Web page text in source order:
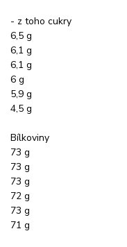
- z toho cukry
6,5 g
6,1 g
6,1 g
6 g
5,9 g
4,5 g
Bílkoviny
73 g
73 g
73 g
72 g
73 g
71 g